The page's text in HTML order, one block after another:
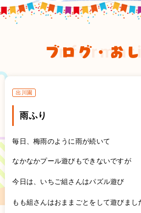
ブログ・お
出川園
雨ふり
毎日、梅雨のように雨が続いて
なかなかプール遊びもできないですが
今日は、いちご組さんはパズル遊び
もも組さんはおままごとをして遊びまし